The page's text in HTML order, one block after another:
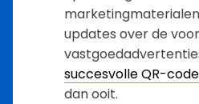
updates over de
succesvolle QR-
dan ooit.